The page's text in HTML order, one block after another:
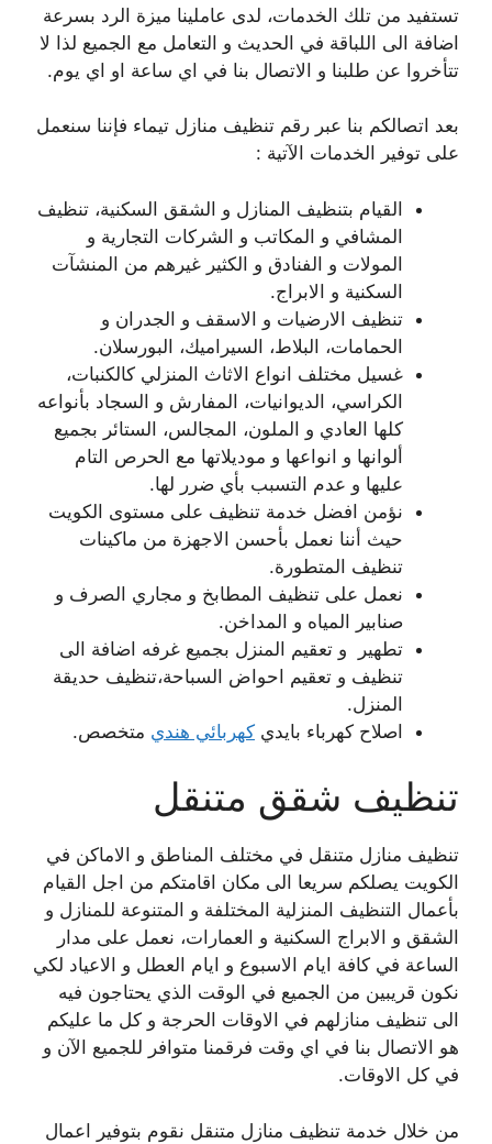
تستفيد من تلك الخدمات، لدى عاملينا ميزة الرد بسرعة
اضافة الى اللباقة في الحديث و التعامل مع الجميع لذا لا
تتأخروا عن طلبنا و الاتصال بنا في اي ساعة او اي يوم.
بعد اتصالكم بنا عبر رقم تنظيف منازل تيماء فإننا سنعمل
على توفير الخدمات الآتية :
القيام بتنظيف المنازل و الشقق السكنية، تنظيف
المشافي و المكاتب و الشركات التجارية و
المولات و الفنادق و الكثير غيرهم من المنشآت
السكنية و الابراج.
تنظيف الارضيات و الاسقف و الجدران و
الحمامات، البلاط، السيراميك، البورسلان.
غسيل مختلف انواع الاثاث المنزلي كالكنبات،
الكراسي، الديوانيات، المفارش و السجاد بأنواعه
كلها العادي و الملون، المجالس، الستائر بجميع
ألوانها و انواعها و موديلاتها مع الحرص التام
عليها و عدم التسبب بأي ضرر لها.
نؤمن افضل خدمة تنظيف على مستوى الكويت
حيث أننا نعمل بأحسن الاجهزة من ماكينات
تنظيف المتطورة.
نعمل على تنظيف المطابخ و مجاري الصرف و
صنابير المياه و المداخن.
تطهير و تعقيم المنزل بجميع غرفه اضافة الى
تنظيف و تعقيم احواض السباحة،تنظيف حديقة
المنزل.
اصلاح كهرباء بايدي كهربائي هندي متخصص.
تنظيف شقق متنقل
تنظيف منازل متنقل في مختلف المناطق و الاماكن في
الكويت يصلكم سريعا الى مكان اقامتكم من اجل القيام
بأعمال التنظيف المنزلية المختلفة و المتنوعة للمنازل و
الشقق و الابراج السكنية و العمارات، نعمل على مدار
الساعة في كافة ايام الاسبوع و ايام العطل و الاعياد لكي
نكون قريبين من الجميع في الوقت الذي يحتاجون فيه
الى تنظيف منازلهم في الاوقات الحرجة و كل ما عليكم
هو الاتصال بنا في اي وقت فرقمنا متوافر للجميع الآن و
في كل الاوقات.
من خلال خدمة تنظيف منازل متنقل نقوم بتوفير اعمال